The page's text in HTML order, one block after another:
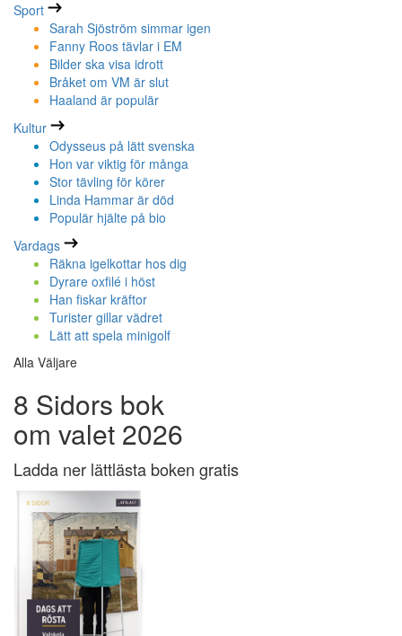
Sport
Sarah Sjöström simmar igen
Fanny Roos tävlar i EM
Bilder ska visa idrott
Bråket om VM är slut
Haaland är populär
Kultur
Odysseus på lätt svenska
Hon var viktig för många
Stor tävling för körer
Linda Hammar är död
Populär hjälte på bio
Vardags
Räkna igelkottar hos dig
Dyrare oxfilé i höst
Han fiskar kräftor
Turister gillar vädret
Lätt att spela minigolf
Alla Väljare
8 Sidors bok
om valet 2026
Ladda ner lättlästa boken gratis